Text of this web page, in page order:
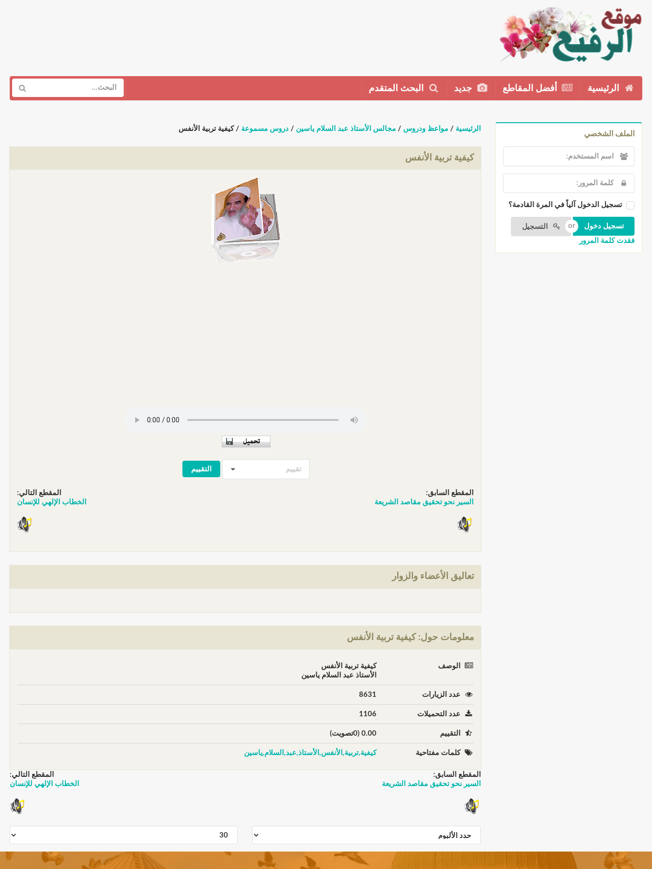
الرئيسية أفضل المقاطع جديد البحث المتقدم
الملف الشخصي
تسجيل الدخول آلياً في المرة القادمة؟
التسجيل
فقدت كلمة المرور
الرئيسية /مواعظ ودروس /مجالس الأستاذ عبد السلام ياسين /دروس مسموعة / كيفية تربية الأنفس
كيفية تربية الأنفس
تقييم
المقطع السابق:
السير نحو تحقيق مقاصد الشريعة
المقطع التالي:
الخطاب الإلهي للإنسان
تعاليق الأعضاء والزوار
معلومات حول: كيفية تربية الأنفس
الوصف
كيفية تربية الأنفس
الأستاذ عبد السلام ياسين
عدد الزيارات 8631
عدد التحميلات 1106
التقييم 0.00 (0تصويت)
كلمات مفتاحية كيفية,تربية,الأنفس,الأستاذ,عبد,السلام,ياسين
المقطع السابق:
السير نحو تحقيق مقاصد الشريعة
المقطع التالي:
الخطاب الإلهي للإنسان